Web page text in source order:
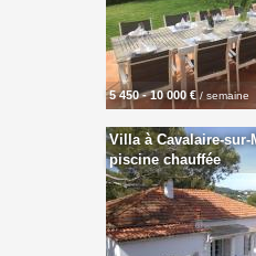
5 450 - 10 000 €/ semaine
Villa à Cavalaire-sur-
piscine chauffée